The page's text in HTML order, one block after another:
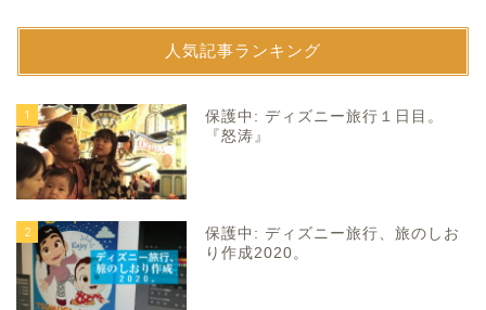
人気記事ランキング
1
保護中: ディズニー旅行１日目。
『怒涛』
2
保護中: ディズニー旅行、旅のしお
り作成2020。